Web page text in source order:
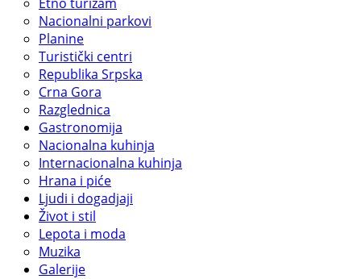
Nacionalni parkovi
Planine
Turistički centri
Republika Srpska
Crna Gora
Razglednica
Gastronomija
Nacionalna kuhinja
Internacionalna kuhinja
Hrana i piće
Ljudi i dogadjaji
Život i stil
Lepota i moda
Muzika
Galerije